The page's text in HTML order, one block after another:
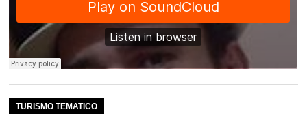
TURISMO TEMATICO